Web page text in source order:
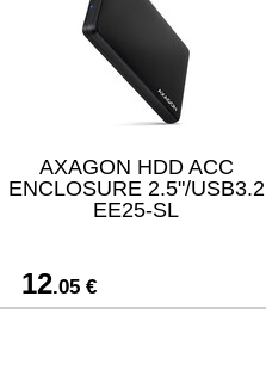
AXAGON HDD ACC
ENCLOSURE 2.5"/USB3.2
EE25-SL
12.05 €